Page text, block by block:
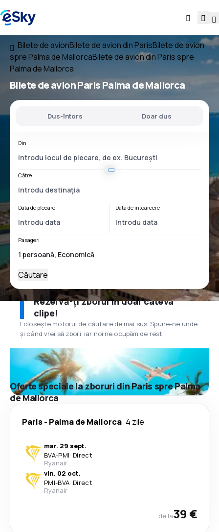
Bilete de avionBilete de avion din ParisBilete de avion
spre Palma de MallorcaBilete de avion din Paris spre
Palma de Mallorca
Bilete de avionParis Palma de Mallorca
Dus-întors Doar dus
Din
Către
Data de plecare Data de întoarcere
Pasageri
Căutare
Rezervă-ți zborul în doar câteva
clipe!
Folosește motorul de căutare de mai sus. Spune-ne unde
și când vrei să zbori, iar noi ne ocupăm de rest.
Oferte speciale la zboruri din Paris spre Palma
de Mallorca
Paris- Palma de Mallorca 4 zile
mar. 29 sept.
BVA-PMI· Direct
Ryanair
vin. 02 oct.
PMI-BVA· Direct
Ryanair
de la39 €